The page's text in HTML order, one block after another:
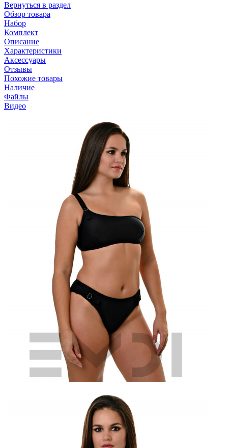
Вернуться в раздел
Обзор товара
Набор
Комплект
Описание
Характеристики
Аксессуары
Отзывы
Похожие товары
Наличие
Файлы
Видео